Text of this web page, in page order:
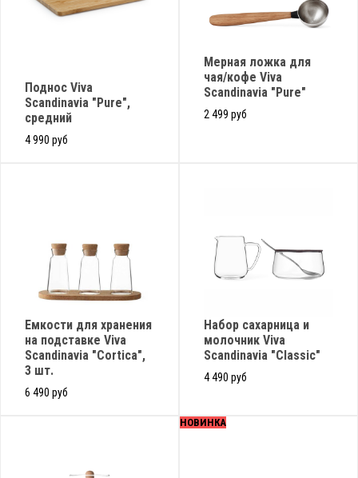
Поднос Viva
Scandinavia "Pure",
средний
4 990 руб
Мерная ложка для
чая/кофе Viva
Scandinavia "Pure"
2 499 руб
Емкости для хранения
на подставке Viva
Scandinavia "Cortica",
3 шт.
6 490 руб
Набор сахарница и
молочник Viva
Scandinavia "Classic"
4 490 руб
НОВИНКА